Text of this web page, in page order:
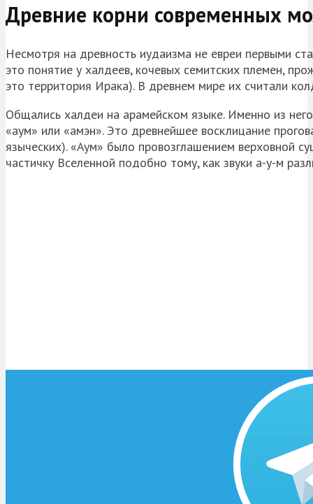
Древние корни современных
Несмотря на древность иудаизма не евреи первыми
это понятие у халдеев, кочевых семитских племен,
это территория Ирака). В древнем мире их считали
Общались халдеи на арамейском языке. Именно из
«аум» или «амэн». Это древнейшее восклицание
языческих). «Аум» было провозглашением верховной
частичку Вселенной подобно тому, как звуки а-у-м